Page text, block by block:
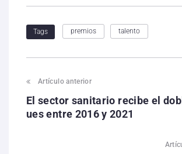
Tags premios talento
Artículo anterior
El sector sanitario recibe el
ues entre 2016 y 2021